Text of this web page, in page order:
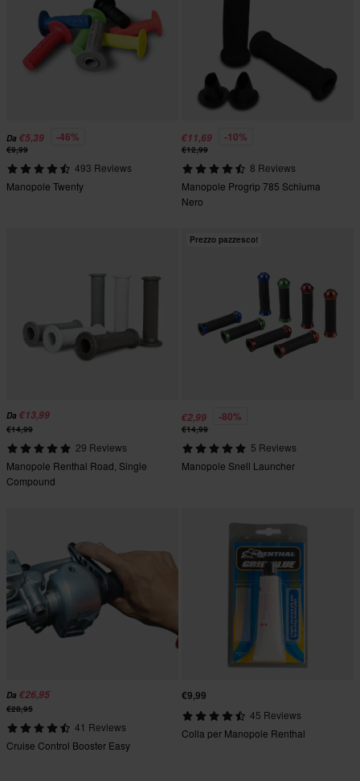
Da €5,39 -46%
€9,99
493 Reviews
Manopole Twenty
€11,69 -10%
€12,99
8 Reviews
Manopole Progrip 785 Schiuma
Nero
Da €13,99
€14,99
29 Reviews
Manopole Renthal Road, Single
Compound
Prezzo pazzesco!
€2,99 -80%
€14,99
5 Reviews
Manopole Snell Launcher
Da €26,95
€28,95
41 Reviews
Cruise Control Booster Easy
€9,99
45 Reviews
Colla per Manopole Renthal